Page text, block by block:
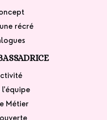
récré
l'équipe
Métier